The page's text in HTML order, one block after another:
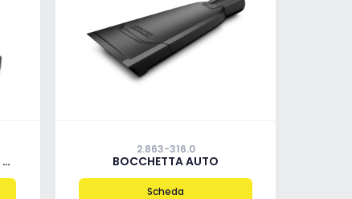
2.863-316.0
BOCCHETTA AUTO
Scheda